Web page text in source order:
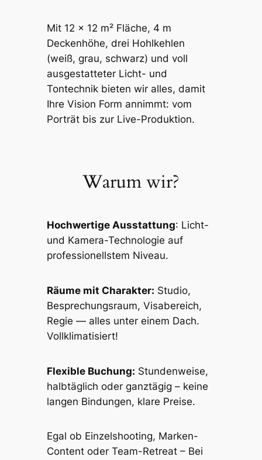
Mit 12 × 12 m² Fläche, 4 m
Deckenhöhe, drei Hohlkehlen
(weiß, grau, schwarz) und voll
ausgestatteter Licht- und
Tontechnik bieten wir alles, damit
Ihre Vision Form annimmt: vom
Porträt bis zur Live-Produktion.
Warum wir?
Hochwertige Ausstattung: Licht-
und Kamera-Technologie auf
professionellstem Niveau.
Räume mit Charakter: Studio,
Besprechungsraum, Visabereich,
Regie — alles unter einem Dach.
Vollklimatisiert!
Flexible Buchung: Stundenweise,
halbtäglich oder ganztägig – keine
langen Bindungen, klare Preise.
Egal ob Einzelshooting, Marken-
Content oder Team-Retreat – Bei